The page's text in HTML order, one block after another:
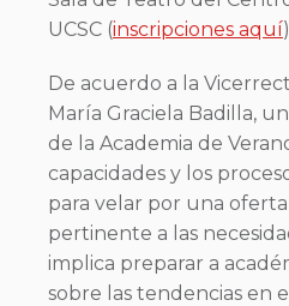
UCSC (inscripciones aquí
De acuerdo a la
María Graciela Badilla,
de la Academia de
capacidades y los
para velar por una
pertinente a las
implica preparar a
sobre las tendencias en